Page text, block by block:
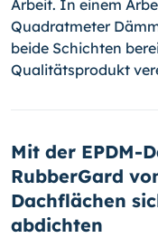
Arbeit. In einem
Quadratmeter
beide Schichten
Qualitätsprodukt
Mit der EPDM-
RubberGard
Dachflächen
abdichten